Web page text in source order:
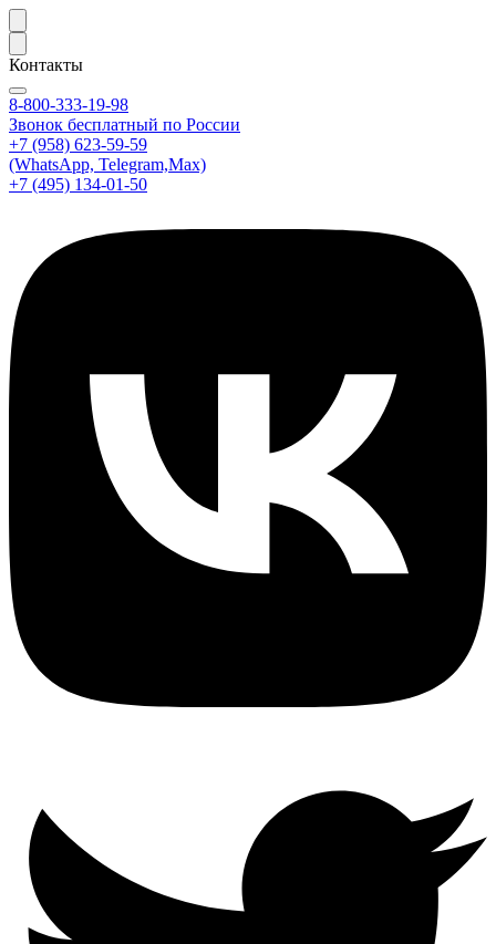
Контакты
8-800-333-19-98
Звонок бесплатный по России
+7 (958) 623-59-59
(WhatsApp, Telegram,Max)
+7 (495) 134-01-50